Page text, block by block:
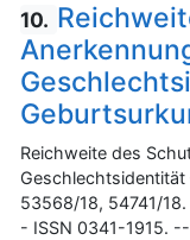
10.
Reichweite des
Geschlechtsidentität
53568/18, 54741/
- ISSN 0341-1915.